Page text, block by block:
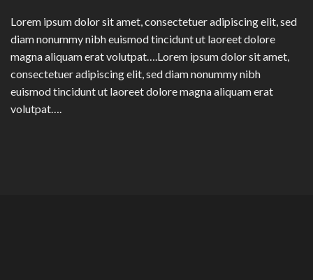
Lorem ipsum dolor sit amet, consectetuer adipiscing elit, sed
diam nonummy nibh euismod tincidunt ut laoreet dolore
magna aliquam erat volutpat….Lorem ipsum dolor sit amet,
consectetuer adipiscing elit, sed diam nonummy nibh
euismod tincidunt ut laoreet dolore magna aliquam erat
volutpat….